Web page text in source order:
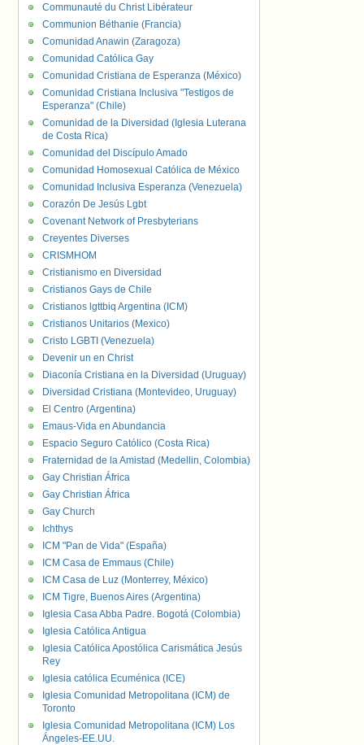
Communauté du Christ Libérateur
Communion Béthanie (Francia)
Comunidad Anawin (Zaragoza)
Comunidad Católica Gay
Comunidad Cristiana de Esperanza (México)
Comunidad Cristiana Inclusiva "Testigos de
Esperanza" (Chile)
Comunidad de la Diversidad (Iglesia Luterana
de Costa Rica)
Comunidad del Discípulo Amado
Comunidad Homosexual Católica de México
Comunidad Inclusiva Esperanza (Venezuela)
Corazón De Jesús Lgbt
Covenant Network of Presbyterians
Creyentes Diverses
CRISMHOM
Cristianismo en Diversidad
Cristianos Gays de Chile
Cristianos lgttbiq Argentina (ICM)
Cristianos Unitarios (Mexico)
Cristo LGBTI (Venezuela)
Devenir un en Christ
Diaconía Cristiana en la Diversidad (Uruguay)
Diversidad Cristiana (Montevideo, Uruguay)
El Centro (Argentina)
Emaus-Vida en Abundancia
Espacio Seguro Católico (Costa Rica)
Fraternidad de la Amistad (Medellin, Colombia)
Gay Christian África
Gay Christian África
Gay Church
Ichthys
ICM "Pan de Vida" (España)
ICM Casa de Emmaus (Chile)
ICM Casa de Luz (Monterrey, México)
ICM Tigre, Buenos Aires (Argentina)
Iglesia Casa Abba Padre. Bogotá (Colombia)
Iglesia Católica Antigua
Iglesia Católica Apostólica Carismática Jesús
Rey
Iglesia católica Ecuménica (ICE)
Iglesia Comunidad Metropolitana (ICM) de
Toronto
Iglesia Comunidad Metropolitana (ICM) Los
Ángeles-EE.UU.